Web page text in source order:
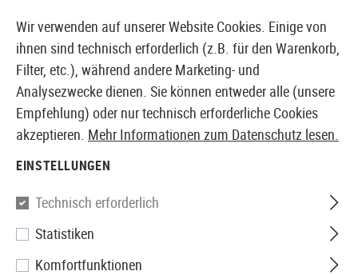
EUROPÄISCHER AIRSOFT SHOP & GROßHÄNDLER
SNIPER EXTERNALS
69 Produkte
Wir verwenden auf unserer Website Cookies. Einige von
ihnen sind technisch erforderlich (z.B. für den Warenkorb,
Filter, etc.), während andere Marketing- und
Analysezwecke dienen. Sie können entweder alle (unsere
Empfehlung) oder nur technisch erforderliche Cookies
akzeptieren. Mehr Informationen zum Datenschutz lesen.
EINSTELLUNGEN
Technisch erforderlich
Statistiken
Komfortfunktionen